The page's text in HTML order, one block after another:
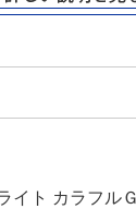
イト カラフル